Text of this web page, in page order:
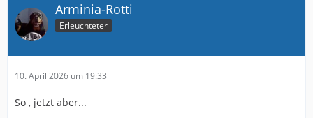
Arminia-Rotti
Erleuchteter
10. April 2026 um 19:33
So , jetzt aber...